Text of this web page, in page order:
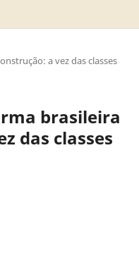
a vez das classes
brasileira
das classes